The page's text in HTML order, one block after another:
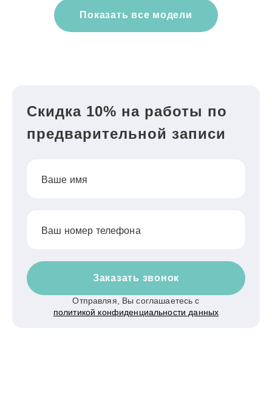
Показать все модели
Скидка 10% на работы по
предварительной записи
Ваше имя
Ваш номер телефона
Заказать звонок
Отправляя, Вы соглашаетесь с
политикой конфиденциальности данных